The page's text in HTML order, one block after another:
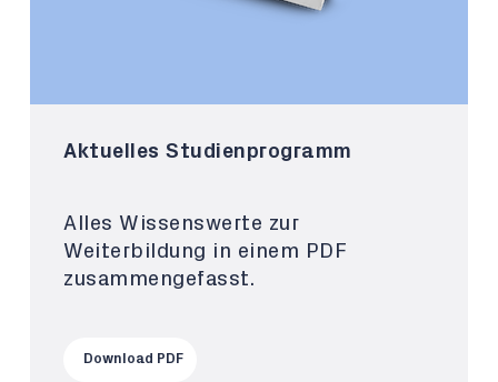
Aktuelles Studienprogramm
Alles Wissenswerte zur
Weiterbildung in einem PDF
zusammengefasst.
Download PDF